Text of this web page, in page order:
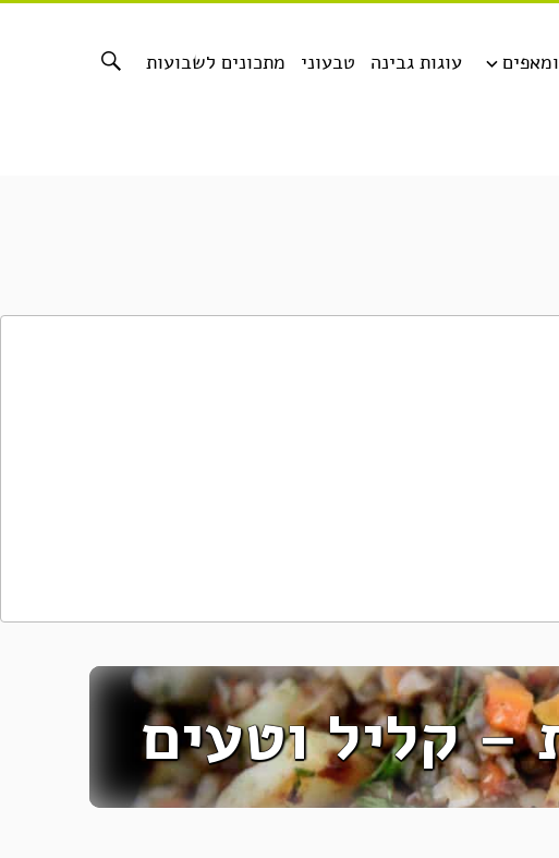
מתכונים לשבועות טבעוני עוגות גבינה
– קליל וטעים